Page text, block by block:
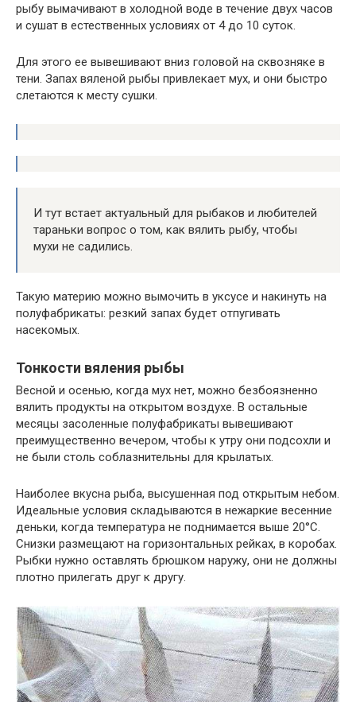
рыбу вымачивают в холодной воде в течение двух часов
и сушат в естественных условиях от 4 до 10 суток.
Для этого ее вывешивают вниз головой на сквозняке в
тени. Запах вяленой рыбы привлекает мух, и они быстро
слетаются к месту сушки.
И тут встает актуальный для рыбаков и любителей
тараньки вопрос о том, как вялить рыбу, чтобы
мухи не садились.
Такую материю можно вымочить в уксусе и накинуть на
полуфабрикаты: резкий запах будет отпугивать
насекомых.
Тонкости вяления рыбы
Весной и осенью, когда мух нет, можно безбоязненно
вялить продукты на открытом воздухе. В остальные
месяцы засоленные полуфабрикаты вывешивают
преимущественно вечером, чтобы к утру они подсохли и
не были столь соблазнительны для крылатых.
Наиболее вкусна рыба, высушенная под открытым небом.
Идеальные условия складываются в нежаркие весенние
деньки, когда температура не поднимается выше 20°С.
Снизки размещают на горизонтальных рейках, в коробах.
Рыбки нужно оставлять брюшком наружу, они не должны
плотно прилегать друг к другу.